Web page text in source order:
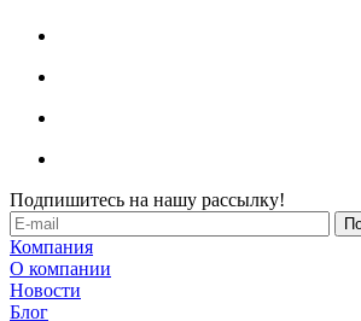
Подпишитесь на нашу рассылку!
Компания
О компании
Новости
Блог